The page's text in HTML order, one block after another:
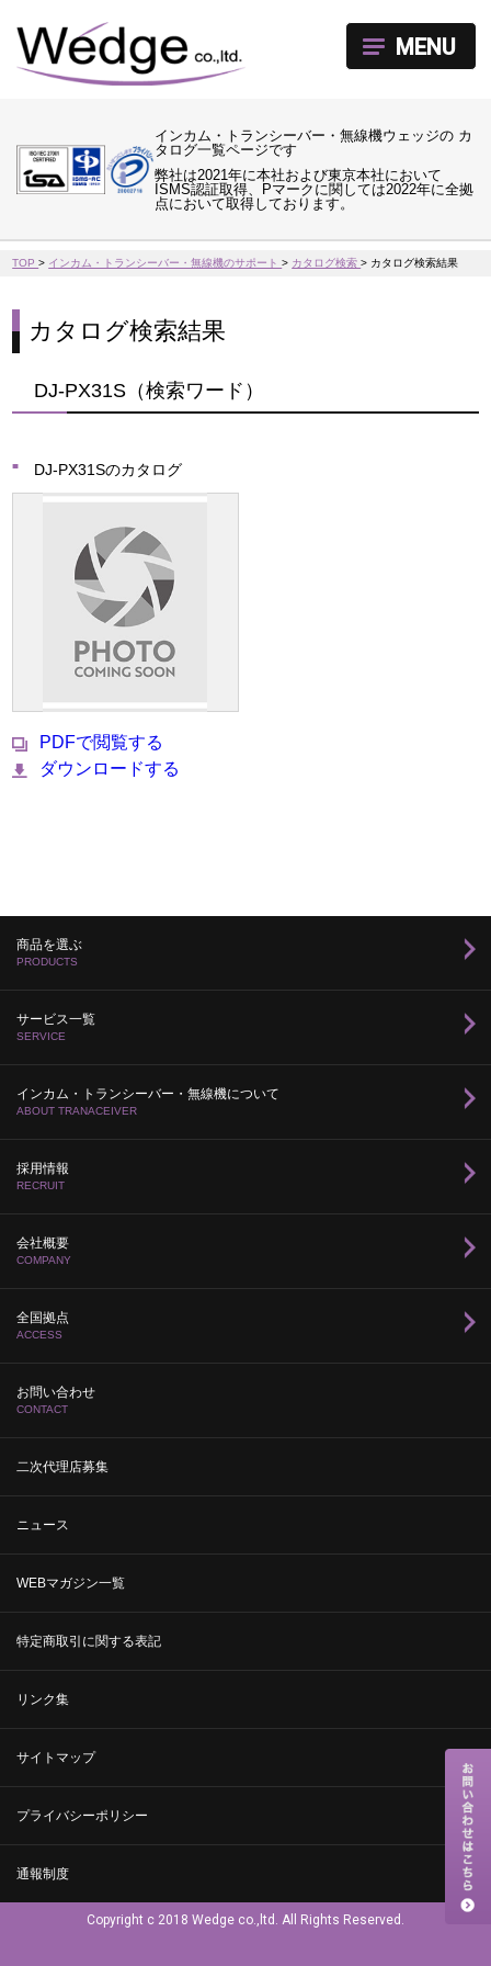
インカム・トランシーバー・無線機ウェッジの カ
タログ一覧ページです
弊社は2021年に本社および東京本社において
ISMS認証取得、Pマークに関しては2022年に全拠
点において取得しております。
MENU
TOP> インカム・トランシーバー・無線機のサポート> カタログ検索> カタログ検索結果
カタログ検索結果
DJ-PX31S（検索ワード）
DJ-PX31Sのカタログ
PDFで閲覧する
ダウンロードする
商品を選ぶ
PRODUCTS
サービス一覧
SERVICE
インカム・トランシーバー・無線機について
ABOUT TRANACEIVER
採用情報
RECRUIT
会社概要
COMPANY
全国拠点
ACCESS
お問い合わせ
CONTACT
二次代理店募集
ニュース
WEBマガジン一覧
特定商取引に関する表記
リンク集
サイトマップ
プライバシーポリシー
通報制度
Copyright c 2018 Wedge co.,ltd. All Rights Reserved.